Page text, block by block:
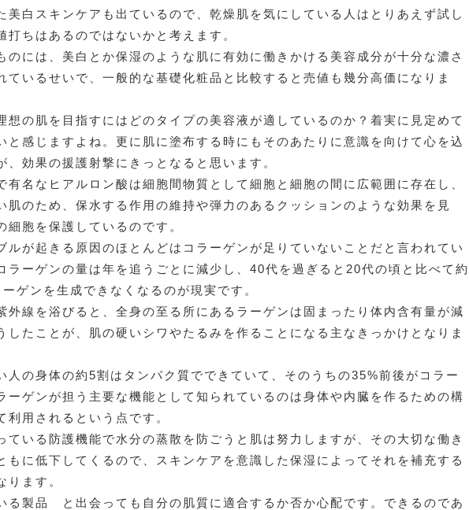
美白スキンケアも出ているので、乾燥肌を気にしている人はとりあえず試し
打ちはあるのではないかと考えます。
のには、美白とか保湿のような肌に有効に働きかける美容成分が十分な濃さ
ているせいで、一般的な基礎化粧品と比較すると売値も幾分高価になりま
想の肌を目指すにはどのタイプの美容液が適しているのか？着実に見定めて
と感じますよね。更に肌に塗布する時にもそのあたりに意識を向けて心を込
、効果の援護射撃にきっとなると思います。
有名なヒアルロン酸は細胞間物質として細胞と細胞の間に広範囲に存在し、
肌のため、保水する作用の維持や弾力のあるクッションのような効果を見
細胞を保護しているのです。
ルが起きる原因のほとんどはコラーゲンが足りていないことだと言われてい
ラーゲンの量は年を追うごとに減少し、40代を過ぎると20代の頃と比べて約
ゲンを生成できなくなるのが現実です。
外線を浴びると、全身の至る所にあるラーゲンは固まったり体内含有量が減
したことが、肌の硬いシワやたるみを作ることになる主なきっかけとなりま
人の身体の約5割はタンパク質でできていて、そのうちの35%前後がコラー
ーゲンが担う主要な機能として知られているのは身体や内臓を作るための構
利用されるという点です。
ている防護機能で水分の蒸散を防ごうと肌は努力しますが、その大切な働き
もに低下してくるので、スキンケアを意識した保湿によってそれを補充する
ります。
る製品 と出会っても自分の肌質に適合するか否か心配です。できるのであ